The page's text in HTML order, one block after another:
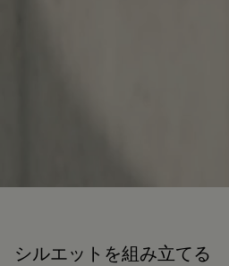
シルエットを組み立てる